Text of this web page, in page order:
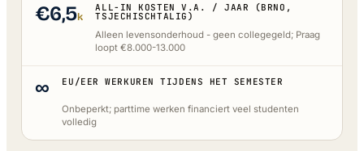
€6,5k
ALL-IN KOSTEN V.A. / JAAR (BRNO,
TSJECHISCHTALIG)
Alleen levensonderhoud - geen collegegeld; Praag
loopt €8.000-13.000
∞ EU/EER WERKUREN TIJDENS HET SEMESTER
Onbeperkt; parttime werken financiert veel studenten
volledig